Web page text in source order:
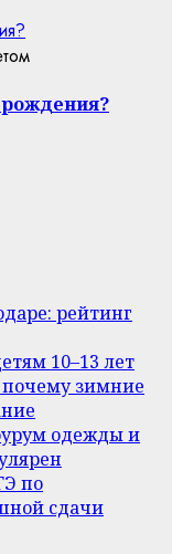
рейтинг
10–13 лет
почему зимние
одежды и
по
сдачи